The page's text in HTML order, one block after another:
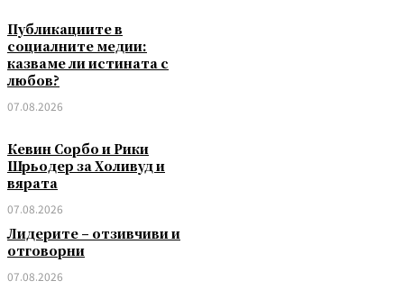
Публикациите в
социалните медии:
казваме ли истината с
любов?
07.08.2026
Кевин Сорбо и Рики
Шрьодер за Холивуд и
вярата
07.08.2026
Лидерите – отзивчиви и
отговорни
07.08.2026